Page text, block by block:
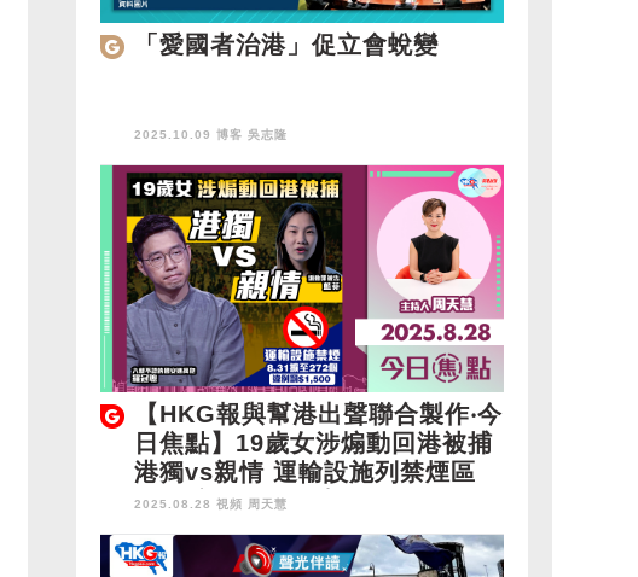
「愛國者治港」促立會蛻變
2025.10.09 博客 吳志隆
【HKG報與幫港出聲聯合製作‧今
日焦點】19歲女涉煽動回港被捕
港獨vs親情 運輸設施列禁煙區
8.31擴至272個 違例罰$1,500
2025.08.28 視頻 周天慧